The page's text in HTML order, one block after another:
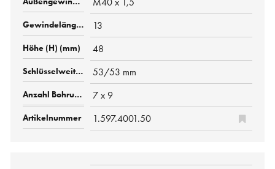
13
48
53/53 mm
7 x 9
1.597.4001.50